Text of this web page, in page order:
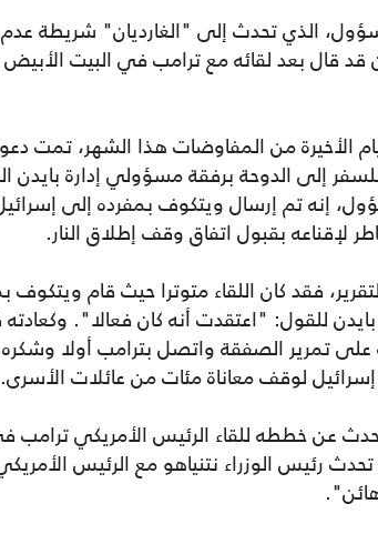
الذي تحدث إلى "الغارديان" شريطة
قد قال بعد لقائه مع ترامب في البيت
الأخيرة من المفاوضات هذا الشهر،
إلى الدوحة برفقة مسؤولي إدارة
إنه تم إرسال ويتكوف بمفرده إلى إسرائيل
لإقناعه بقبول اتفاق وقف إطلاق النار.
فقد كان اللقاء متوترا حيث قام
للقول: "اعتقدت أنه كان فعالا".
على تمرير الصفقة واتصل بترامب أولا
لوقف معاناة مئات من عائلات الأسرى.
عن خططه للقاء الرئيس الأمريكي
رئيس الوزراء نتنياهو مع الرئيس